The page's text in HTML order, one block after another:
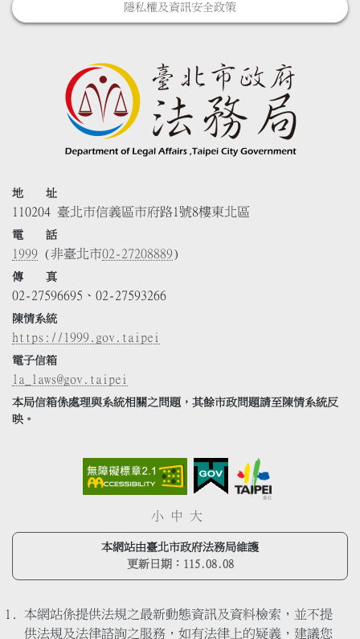
隱私權及資訊安全政策
地 址
110204 臺北市信義區市府路1號8樓東北區
電 話
1999 (非臺北市02-27208889)
傳 真
02-27596695、02-27593266
陳情系統
https://1999.gov.taipei
電子信箱
la_laws@gov.taipei
本局信箱係處理與系統相關之問題，其餘市政問題請至陳情系統反
映。
小 中 大
本網站由臺北市政府法務局維護
更新日期： 115.08.08
本網站係提供法規之最新動態資訊及資料檢索，並不提
供法規及法律諮詢之服務，如有法律上的疑義，建議您